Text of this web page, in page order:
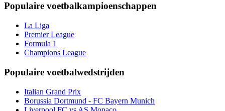
Populaire voetbalkampioenschappen
La Liga
Premier League
Formula 1
Champions League
Populaire voetbalwedstrijden
Italian Grand Prix
Borussia Dortmund - FC Bayern Munich